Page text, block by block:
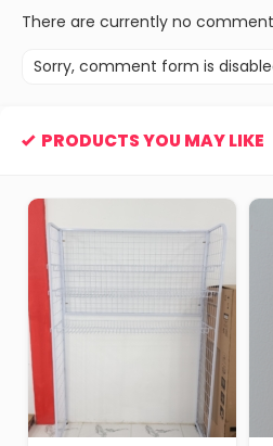
There are currently no
Sorry, comment form is
PRODUCTS YOU MAY LIKE